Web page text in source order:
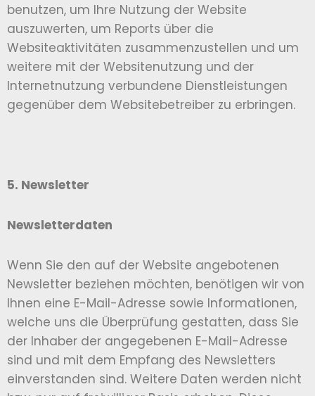
benutzen, um Ihre Nutzung der Website
auszuwerten, um Reports über die
Websiteaktivitäten zusammenzustellen und um
weitere mit der Websitenutzung und der
Internetnutzung verbundene Dienstleistungen
gegenüber dem Websitebetreiber zu erbringen.
5. Newsletter
Newsletterdaten
Wenn Sie den auf der Website angebotenen
Newsletter beziehen möchten, benötigen wir von
Ihnen eine E-Mail-Adresse sowie Informationen,
welche uns die Überprüfung gestatten, dass Sie
der Inhaber der angegebenen E-Mail-Adresse
sind und mit dem Empfang des Newsletters
einverstanden sind. Weitere Daten werden nicht